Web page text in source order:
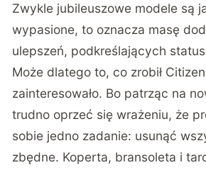
Zwykle jubileuszowe modele są
wypasione, to oznacza masę
ulepszeń, podkreślających
Może dlatego to, co zrobił
zainteresowało. Bo patrząc na
trudno oprzeć się wrażeniu, że
sobie jedno zadanie: usunąć
zbędne. Koperta, bransoleta i